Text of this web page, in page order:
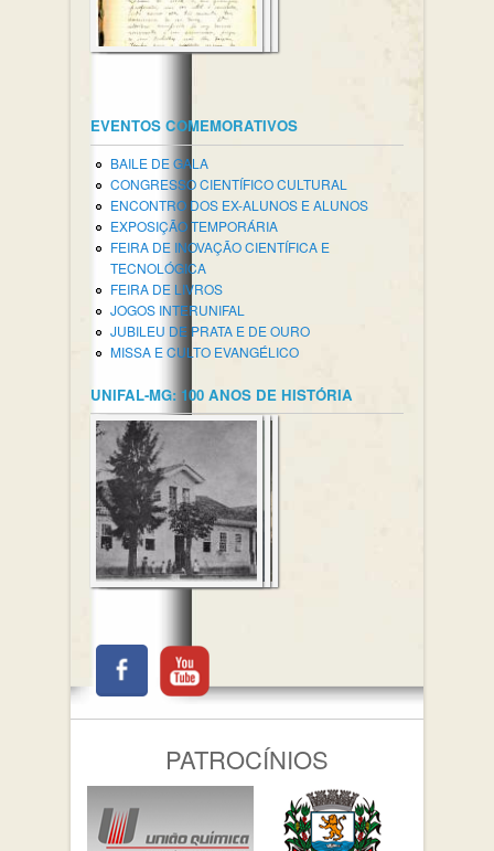
EVENTOS COMEMORATIVOS
BAILE DE GALA
CONGRESSO CIENTÍFICO CULTURAL
ENCONTRO DOS EX-ALUNOS E ALUNOS
EXPOSIÇÃO TEMPORÁRIA
FEIRA DE INOVAÇÃO CIENTÍFICA E
TECNOLÓGICA
FEIRA DE LIVROS
JOGOS INTERUNIFAL
JUBILEU DE PRATA E DE OURO
MISSA E CULTO EVANGÉLICO
UNIFAL-MG: 100 ANOS DE HISTÓRIA
PATROCÍNIOS